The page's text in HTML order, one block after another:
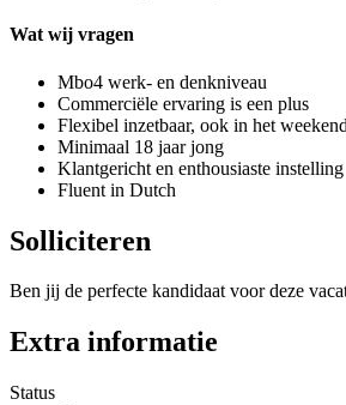
Wat wij vragen
Mbo4 werk- en denkniveau
Commerciële ervaring is een plus
Flexibel inzetbaar, ook in het weekend
Minimaal 18 jaar jong
Klantgericht en enthousiaste instelling
Fluent in Dutch
Solliciteren
Ben jij de perfecte kandidaat voor deze
Extra informatie
Status